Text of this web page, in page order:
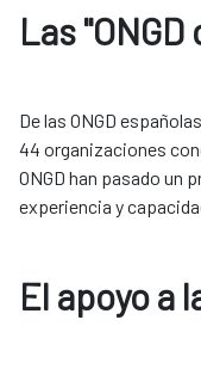
Las
De las ONGD
44 organizaciones
ONGD han pasado un
experiencia y
El apoyo a